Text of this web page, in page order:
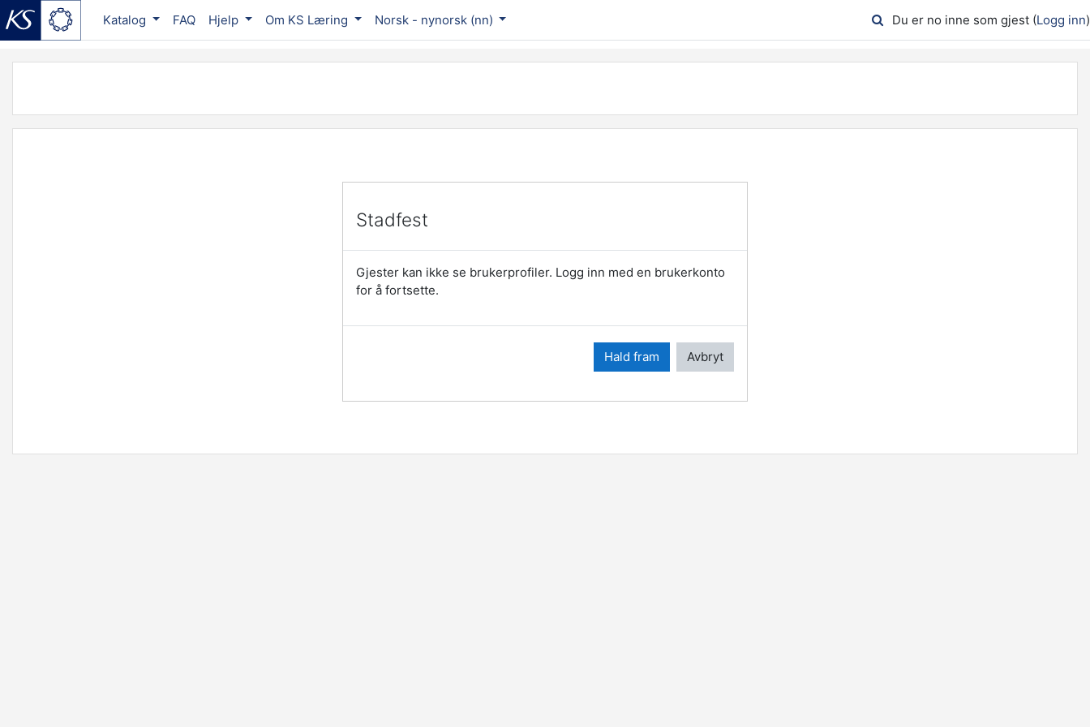
Katalog FAQ Hjelp Om KS Læring Norsk - nynorsk ‎(nn)‎ Du er no inne som gjest (Logg inn)
Stadfest
Gjester kan ikke se brukerprofiler. Logg inn med en brukerkonto
for å fortsette.
Hald fram Avbryt